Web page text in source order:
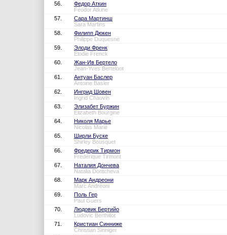
56.
Федор Аткин
Féodor Atkine
57.
Сара Мартинш
Sara Martins
58.
Филипп Дюкен
Philippe Duquesne
59.
Элоди Френк
Elodie Frenck
60.
Жан-Ив Бертело
Jean-Yves Berteloot
61.
Антуан Баслер
Antoine Basler
62.
Ингрид Шовен
Ingrid Chauvin
63.
Элизабет Буржин
Elizabeth Bourgine
64.
Николя Марье
Nicolas Marié
65.
Ширли Буске
Shirley Bousquet
66.
Фредерик Тирмон
Frédérique Tirmont
67.
Наталия Дончева
Natalia Dontcheva
68.
Марк Андреони
Marc Andréoni
69.
Поль Гер
Paul Guers
70.
Людовик Бертийо
Ludovic Berthillot
71.
Кристиан Синниже
Christian Sinniger